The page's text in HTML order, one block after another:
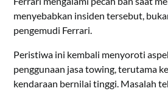
menyebabkan insiden tersebut,
pengemudi Ferrari.
Peristiwa ini kembali menyoroti
penggunaan jasa towing, terutama
kendaraan bernilai tinggi. Masalah